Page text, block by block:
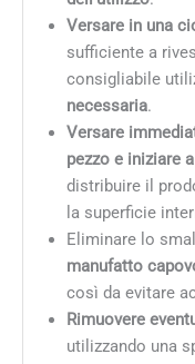
Versare in una
sufficiente a
consigliabile
necessaria.
Versare
pezzo e iniziare
distribuire il
la superficie
Eliminare lo
manufatto
così da evitare
Rimuovere
utilizzando una